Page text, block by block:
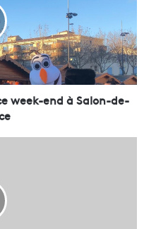
week-end à Salon-de-